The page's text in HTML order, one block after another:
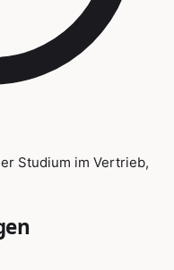
Studium im Vertrieb,